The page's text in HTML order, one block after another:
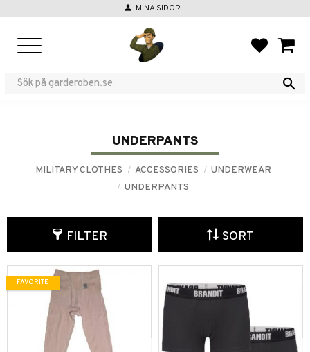
person MINA SIDOR
UNDERPANTS
MILITARY CLOTHES ACCESSORIES
UNDERWEAR
UNDERPANTS
FILTER SORT
FAVORITE